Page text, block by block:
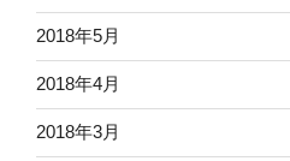
2018年5月
2018年4月
2018年3月